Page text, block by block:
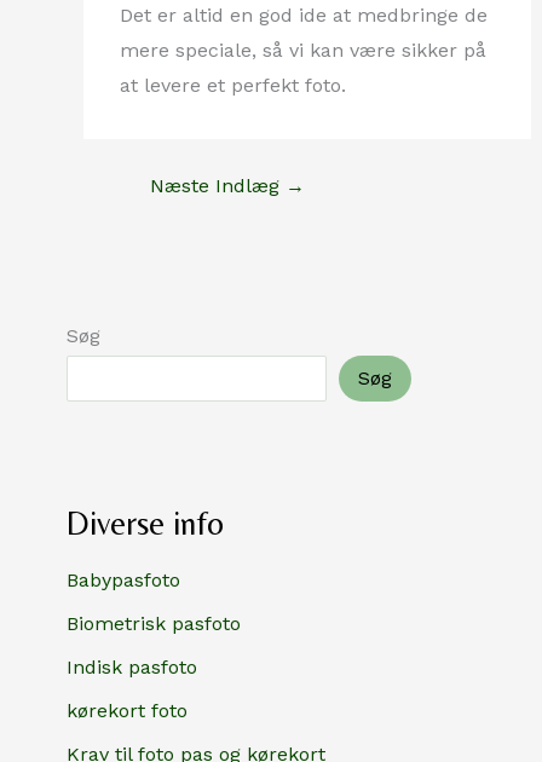
Det er altid en god ide at medbringe de
mere speciale, så vi kan være sikker på
at levere et perfekt foto.
Næste Indlæg →
Søg
Søg
Diverse info
Babypasfoto
Biometrisk pasfoto
Indisk pasfoto
kørekort foto
Krav til foto pas og kørekort